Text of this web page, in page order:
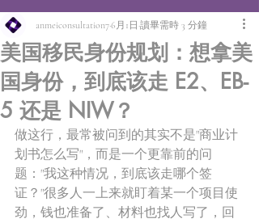
美国移民身份规划：想拿美
国身份，到底该走 E2、EB-
5 还是 NIW？
anmeiconsultation76月1日 讀畢需時 3 分鐘
做这行，最常被问到的其实不是"商业计
划书怎么写"，而是一个更靠前的问
题："我这种情况，到底该走哪个签
证？"很多人一上来就盯着某一个项目使
劲，钱也准备了、材料也找人写了，回